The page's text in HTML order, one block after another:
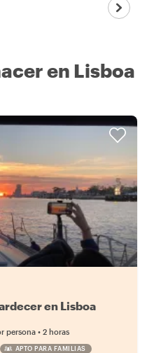
en Lisboa
en Lisboa
persona • 2 horas
APTO PARA FAMILIAS